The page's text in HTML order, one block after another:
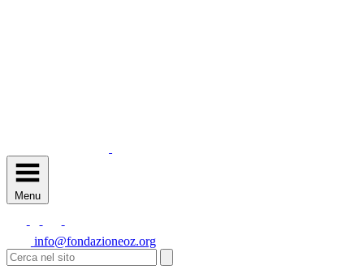
Menu
info@fondazioneoz.org